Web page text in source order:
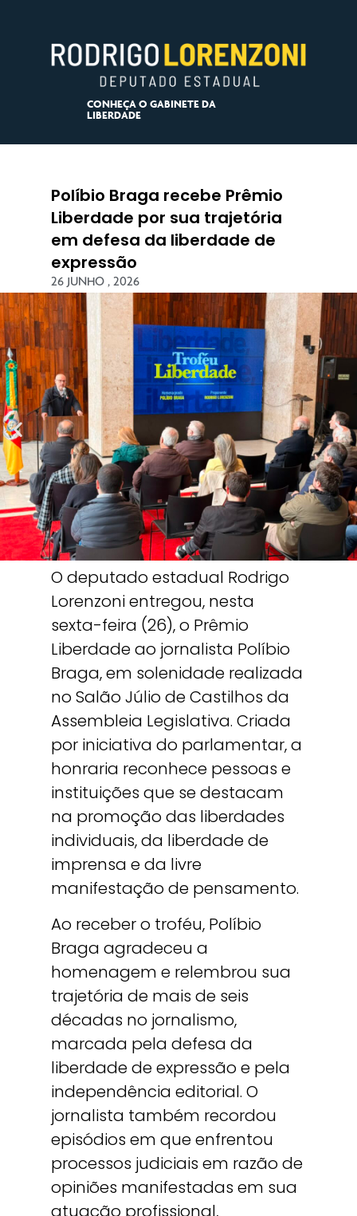
CONHEÇA O GABINETE DA
LIBERDADE
Políbio Braga recebe Prêmio
Liberdade por sua trajetória
em defesa da liberdade de
expressão
26 JUNHO , 2026
O deputado estadual Rodrigo
Lorenzoni entregou, nesta
sexta-feira (26), o Prêmio
Liberdade ao jornalista Políbio
Braga, em solenidade realizada
no Salão Júlio de Castilhos da
Assembleia Legislativa. Criada
por iniciativa do parlamentar, a
honraria reconhece pessoas e
instituições que se destacam
na promoção das liberdades
individuais, da liberdade de
imprensa e da livre
manifestação de pensamento.
Ao receber o troféu, Políbio
Braga agradeceu a
homenagem e relembrou sua
trajetória de mais de seis
décadas no jornalismo,
marcada pela defesa da
liberdade de expressão e pela
independência editorial. O
jornalista também recordou
episódios em que enfrentou
processos judiciais em razão de
opiniões manifestadas em sua
atuação profissional,